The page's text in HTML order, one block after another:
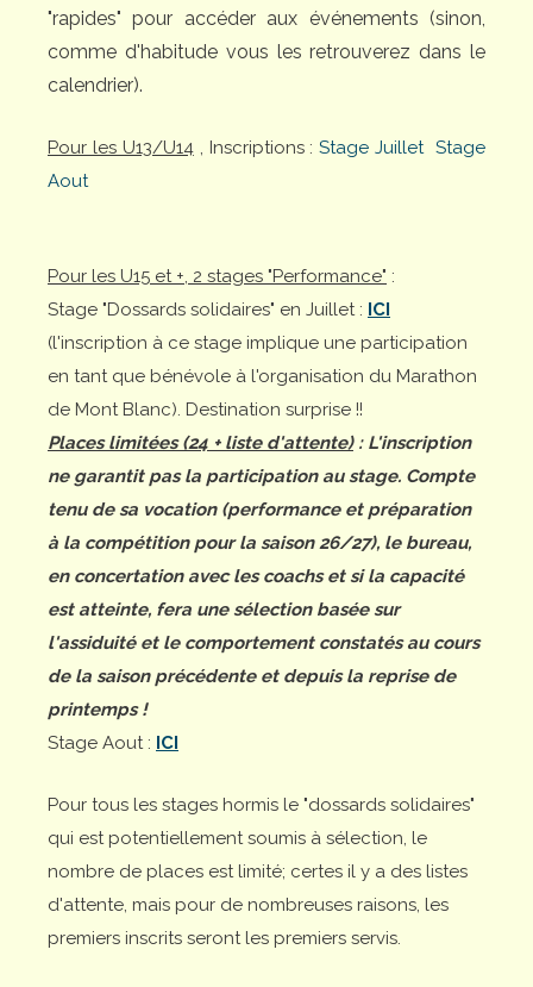
"rapides" pour accéder aux événements (sinon,
comme d'habitude vous les retrouverez dans le
calendrier).
Pour les U13/U14, Inscriptions :Stage Juillet Stage
Aout
Pour les U15 et +, 2 stages "Performance" :
Stage "Dossards solidaires" en Juillet : ICI
(l'inscription à ce stage implique une participation
en tant que bénévole à l'organisation du Marathon
de Mont Blanc). Destination surprise !!
Places limitées (24 + liste d'attente): L'inscription
ne garantit pas la participation au stage. Compte
tenu de sa vocation (performance et préparation
à la compétition pour la saison 26/27), le bureau,
en concertation avec les coachs et si la capacité
est atteinte, fera une sélection basée sur
l'assiduité et le comportement constatés au cours
de la saison précédente et depuis la reprise de
printemps !
Stage Aout : ICI
Pour tous les stages hormis le "dossards solidaires"
qui est potentiellement soumis à sélection, le
nombre de places est limité; certes il y a des listes
d'attente, mais pour de nombreuses raisons, les
premiers inscrits seront les premiers servis.